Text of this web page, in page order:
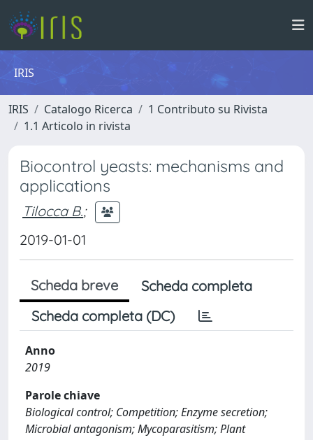
IRIS
IRIS Catalogo Ricerca
1 Contributo su Rivista
1.1 Articolo in rivista
Biocontrol yeasts: mechanisms and
applications
Tilocca B.;
2019-01-01
Scheda breve
Scheda completa
Scheda completa (DC)
Anno
2019
Parole chiave
Biological control; Competition; Enzyme secretion;
Microbial antagonism; Mycoparasitism; Plant